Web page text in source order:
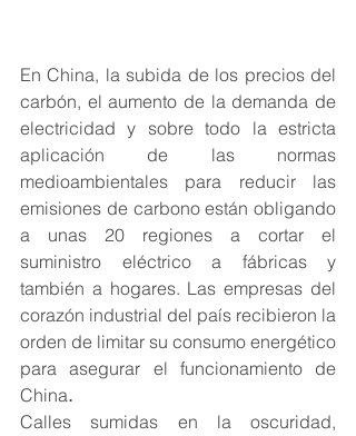
En China, la subida de los precios del
carbón, el aumento de la demanda de
electricidad y sobre todo la estricta
aplicación de las normas
medioambientales para reducir las
emisiones de carbono están obligando
a unas 20 regiones a cortar el
suministro eléctrico a fábricas y
también a hogares. Las empresas del
corazón industrial del país recibieron la
orden de limitar su consumo energético
para asegurar el funcionamiento de
China.
Calles sumidas en la oscuridad,